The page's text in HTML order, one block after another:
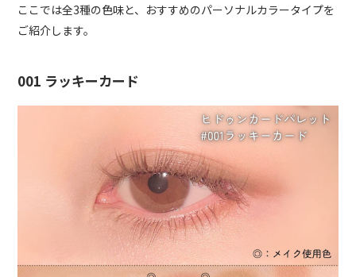
ここでは全3種の色味と、おすすめのパーソナルカラータイプを
ご紹介します。
001 ラッキーカード